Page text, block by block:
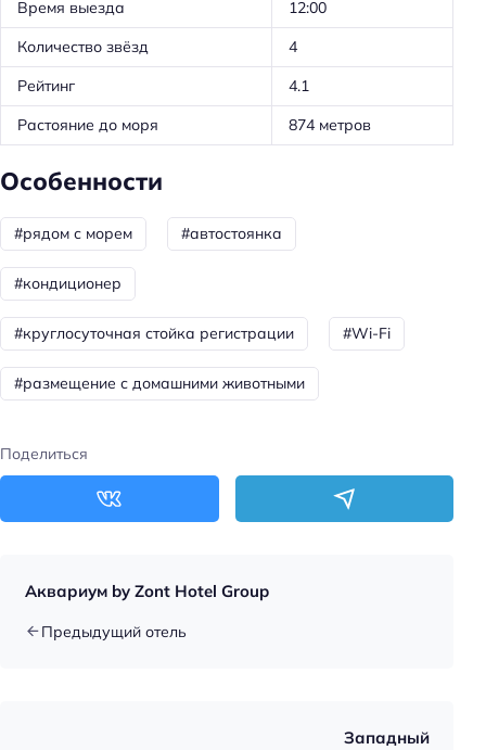
Кондиционер в номере
Время выезда
12:00
Количество звёзд
4
Рейтинг
4.1
Растояние до моря
874 метров
Особенности
#рядом с морем #автостоянка
#кондиционер
#круглосуточная стойка регистрации #Wi-Fi
#размещение с домашними животными
Поделиться
Аквариум by Zont Hotel Group
Предыдущий отель
Западный